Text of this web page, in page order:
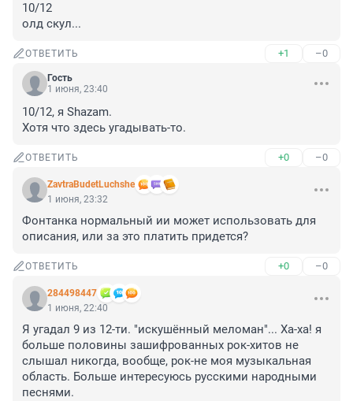
10/12
олд скул...
ОТВЕТИТЬ +1 –0
Гость
1 июня, 23:40
10/12, я Shazam.
Хотя что здесь угадывать-то.
ОТВЕТИТЬ +0 –0
ZavtraBudetLuchshe
1 июня, 23:32
Фонтанка нормальный ии может использовать для
описания, или за это платить придется?
ОТВЕТИТЬ +0 –0
284498447
1 июня, 22:40
Я угадал 9 из 12-ти. "искушённый меломан"... Ха-ха! я
больше половины зашифрованных рок-хитов не
слышал никогда, вообще, рок-не моя музыкальная
область. Больше интересуюсь русскими народными
песнями.